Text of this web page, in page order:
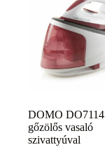
DOMO
gőzölős vasaló
szivattyúval